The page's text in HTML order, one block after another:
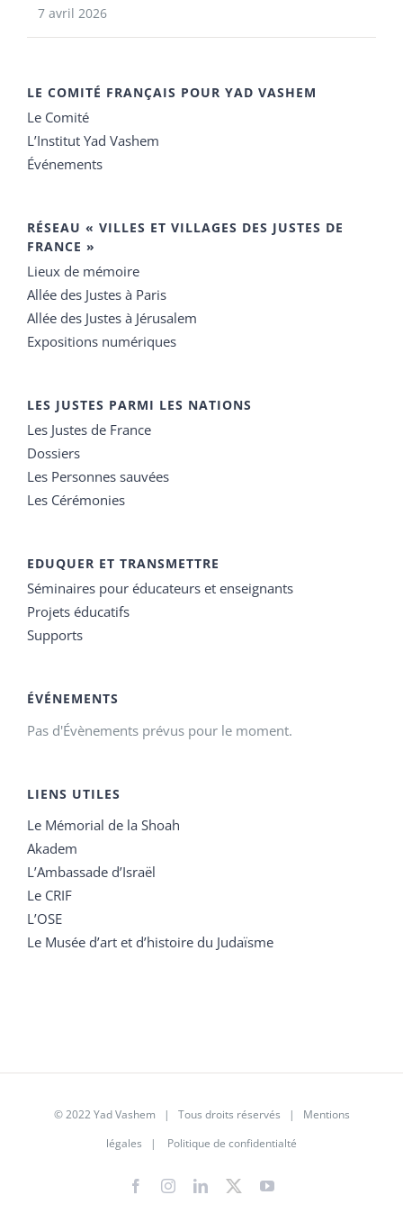
7 avril 2026
LE COMITÉ FRANÇAIS POUR YAD VASHEM
Le Comité
L’Institut Yad Vashem
Événements
RÉSEAU « VILLES ET VILLAGES DES JUSTES DE
FRANCE »
Lieux de mémoire
Allée des Justes à Paris
Allée des Justes à Jérusalem
Expositions numériques
LES JUSTES PARMI LES NATIONS
Les Justes de France
Dossiers
Les Personnes sauvées
Les Cérémonies
EDUQUER ET TRANSMETTRE
Séminaires pour éducateurs et enseignants
Projets éducatifs
Supports
ÉVÉNEMENTS
Pas d'Évènements prévus pour le moment.
LIENS UTILES
Le Mémorial de la Shoah
Akadem
L’Ambassade d’Israël
Le CRIF
L’OSE
Le Musée d’art et d’histoire du Judaïsme
© 2022 Yad Vashem | Tous droits réservés | Mentions
légales | Politique de confidentialté
FacebookInstagramLinkedIn
X YouTube